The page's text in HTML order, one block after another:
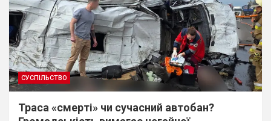
СУСПІЛЬСТВО
Траса «смерті» чи сучасний автобан?